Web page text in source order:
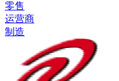
零售
运营商
制造